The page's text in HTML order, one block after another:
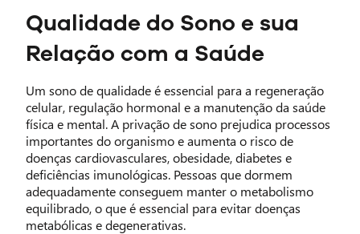
Qualidade do Sono e sua
Relação com a Saúde
Um sono de qualidade é essencial para a regeneração
celular, regulação hormonal e a manutenção da saúde
física e mental. A privação de sono prejudica processos
importantes do organismo e aumenta o risco de
doenças cardiovasculares, obesidade, diabetes e
deficiências imunológicas. Pessoas que dormem
adequadamente conseguem manter o metabolismo
equilibrado, o que é essencial para evitar doenças
metabólicas e degenerativas.